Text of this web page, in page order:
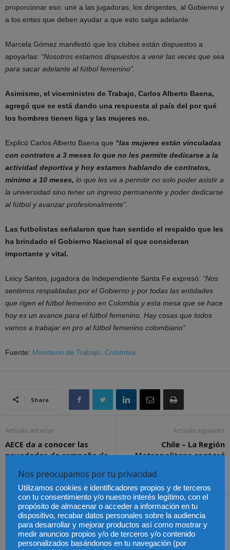
proporcionar eso: unir a las jugadoras, los dirigentes, al Gobierno y
a los entes que deben ayudar a que esto salga adelante.
Marcela Gómez manifestó que los clubes están dispuestos a
apoyarlas: “Nosotros estamos dispuestos a venir las veces que sea
para sacar adelante al fútbol femenino”.
Asimismo, el viceministro de Trabajo, Carlos Alberto Baena,
agregó que se está dando una respuesta al país del por qué
los hombres tienen liga y las mujeres no.
Explicó Carlos Alberto Baena que “las mujeres están vinculadas
con contratos a 3 meses lo que no les permite dedicarse a la
actividad deportiva y hoy estamos hablando de contratos,
mínimo a 10 meses, lo que les va a permitir no solo poder asistir a
la universidad sino tener un ingreso permanente y poder dedicarse
al fútbol y avanzar profesionalmente”.
Las futbolistas señalaron que han sentido el respaldo que les
ha brindado el Gobierno Nacional el que consideran
importante y vital.
Leicy Santos, jugadora de Independiente Santa Fe expresó: “Nos
sentimos respaldadas por el Gobierno y por todas las entidades
que rigen el fútbol femenino en Colombia y esta mesa que se hace
hoy es un avance para el fútbol femenino. Hay cosas que todos
vamos a trabajar en pro al fútbol femenino colombiano”
Fuente: Ministerio de Trabajo, Colombia
Share
Artículo anterior
AECE da a conocer las
novedades de campaña de
Artículo siguiente
Chile – La Región
Metropolitana contará
Artículos relacionados Más del autor
Nos preocupamos por tu privacidad
Utilizamos cookies e identificadores propios y de terceros
con tu consentimiento y/o nuestro interés legítimo, con el
propósito de almacenar o acceder a información en tu
dispositivo, recabar datos personales sobre la audiencia
para desarrollar y mejorar productos así como mostrar y
medir anuncios propios y/o de terceros y/o contenido
personalizados basándonos en tu navegación (por